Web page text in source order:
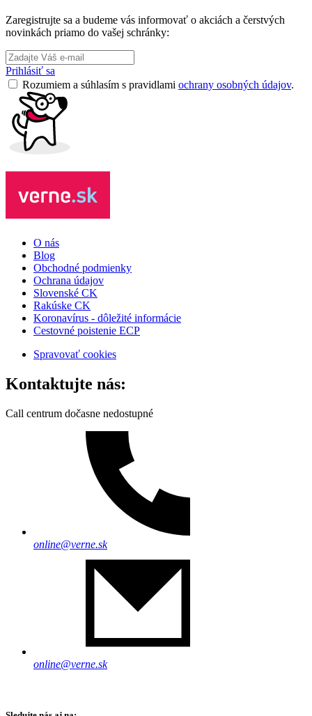
Zaregistrujte sa a budeme vás informovať o akciách a čerstvých
novinkách priamo do vašej schránky:
Prihlásiť sa
Rozumiem a súhlasím s pravidlami ochrany osobných údajov.
O nás
Blog
Obchodné podmienky
Ochrana údajov
Slovenské CK
Rakúske CK
Koronavírus - dôležité informácie
Cestovné poistenie ECP
Spravovať cookies
Kontaktujte nás:
Call centrum dočasne nedostupné
online@verne.sk
online@verne.sk